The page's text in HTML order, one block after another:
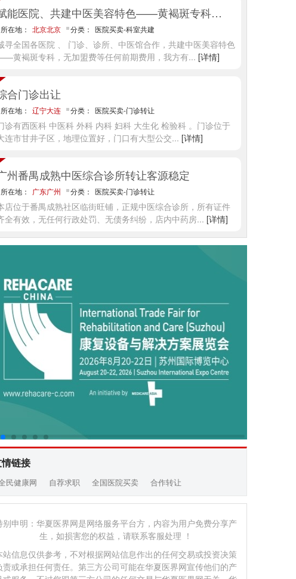
赋能医院、共建中医美容特色——黄褐斑专科合作
所在地： 北京北京 分类： 医院买卖-科室共建
寻全国各医院 、 门诊、诊所、中医馆合作，共建中医美容特色
黄褐斑专科，无加盟费等任何前期费用，我方有... [详情]
合门诊出让
所在地： 辽宁大连 分类： 医院买卖-门诊转让
诊有西医科 中医科 外科 内科 妇科 大生化 检验科 。门诊位于
连市甘井子区，地理位置好，门口有大型公交... [详情]
州番禺成熟中医综合诊所转让客源稳定
所在地： 广东广州 分类： 医院买卖-门诊转让
店位于番禺成熟社区临街旺铺，正规中医综合诊所，所有证件
全有效，无任何行政处罚、无债务纠纷，店内中药房... [详情]
链接
民健康网 自荐求职 全国医院买卖 合作转让
别申明：华夏医界网是网络服务平台方，内容为用户免费分享产
生，如损害您的权益，请联系客服处理 ！
站信息仅供参考，不对根据网站信息作出的任何交易或投资决策
责或承担任何责任。第三方公司可能在华夏医界网宣传他们的产